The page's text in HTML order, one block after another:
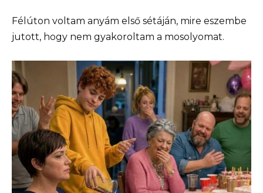
Félúton voltam anyám első sétáján, mire eszembe
jutott, hogy nem gyakoroltam a mosolyomat.